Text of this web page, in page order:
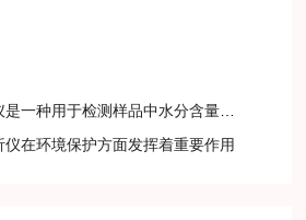
一种用于检测样品中水分含量的仪器
仪在环境保护方面发挥着重要作用